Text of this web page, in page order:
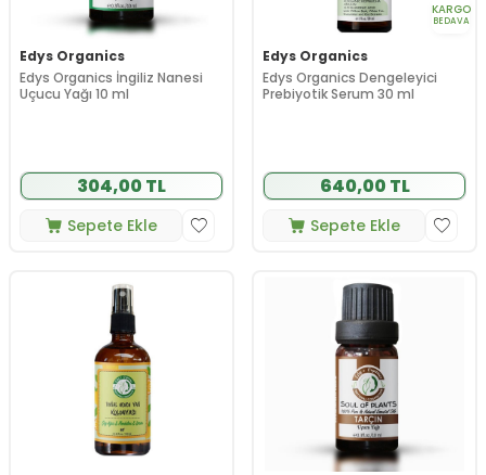
Edys Organics
Edys Organics İngiliz Nanesi
Uçucu Yağı 10 ml
304,00 TL
Sepete Ekle
KARGO
BEDAVA
Edys Organics
Edys Organics Dengeleyici
Prebiyotik Serum 30 ml
640,00 TL
Sepete Ekle